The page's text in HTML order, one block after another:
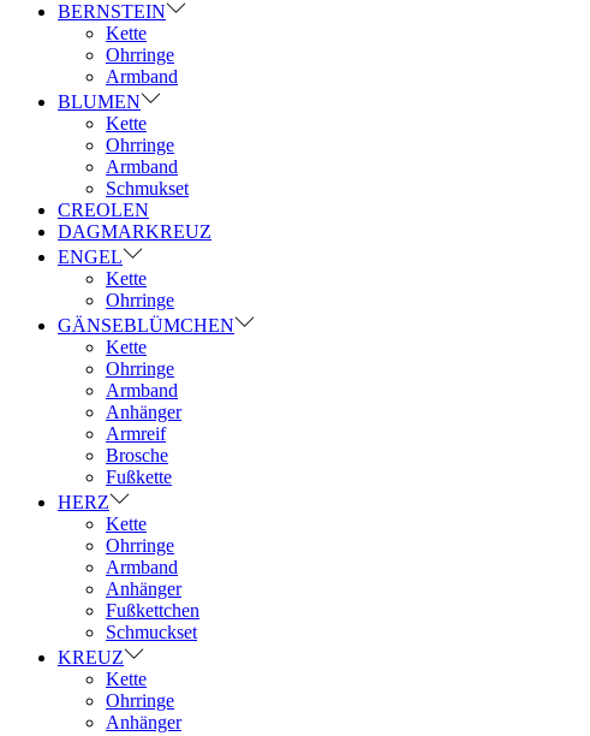
BERNSTEIN
Kette
Ohrringe
Armband
BLUMEN
Kette
Ohrringe
Armband
Schmukset
CREOLEN
DAGMARKREUZ
ENGEL
Kette
Ohrringe
GÄNSEBLÜMCHEN
Kette
Ohrringe
Armband
Anhänger
Armreif
Brosche
Fußkette
HERZ
Kette
Ohrringe
Armband
Anhänger
Fußkettchen
Schmuckset
KREUZ
Kette
Ohrringe
Anhänger